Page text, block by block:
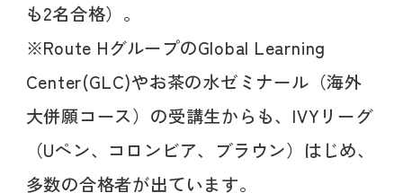
も2名合格）。
※Route HグループのGlobal Learning
Center(GLC)やお茶の水ゼミナール（海外
大併願コース）の受講生からも、IVYリーグ
（Uペン、コロンビア、ブラウン）はじめ、
多数の合格者が出ています。